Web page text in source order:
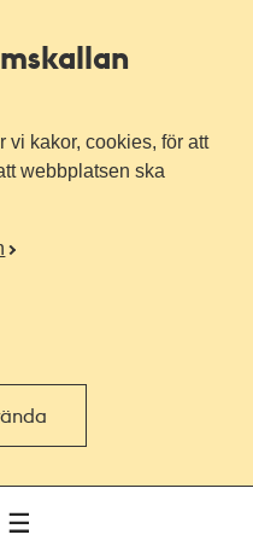
vi kakor, cookies, för att
webbplatsen ska